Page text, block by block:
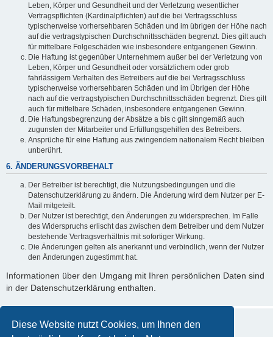
Diese Website nutzt Cookies, um Ihnen den
Leben, Körper und Gesundheit und der Verletzung wesentlicher
Vertragspflichten (Kardinalpflichten) auf die bei Vertragsschluss
typischerweise vorhersehbaren Schäden und im übrigen der Höhe nach
auf die vertragstypischen Durchschnittsschäden begrenzt. Dies gilt auch
für mittelbare Folgeschäden wie insbesondere entgangenen Gewinn.
Die Haftung ist gegenüber Unternehmern außer bei der Verletzung von
Leben, Körper und Gesundheit oder vorsätzlichem oder grob
fahrlässigem Verhalten des Betreibers auf die bei Vertragsschluss
typischerweise vorhersehbaren Schäden und im Übrigen der Höhe
nach auf die vertragstypischen Durchschnittsschäden begrenzt. Dies gilt
auch für mittelbare Schäden, insbesondere entgangenen Gewinn.
Die Haftungsbegrenzung der Absätze a bis c gilt sinngemäß auch
zugunsten der Mitarbeiter und Erfüllungsgehilfen des Betreibers.
Ansprüche für eine Haftung aus zwingendem nationalem Recht bleiben
unberührt.
6. ÄNDERUNGSVORBEHALT
Der Betreiber ist berechtigt, die Nutzungsbedingungen und die
Datenschutzerklärung zu ändern. Die Änderung wird dem Nutzer per E-
Mail mitgeteilt.
Der Nutzer ist berechtigt, den Änderungen zu widersprechen. Im Falle
des Widerspruchs erlischt das zwischen dem Betreiber und dem Nutzer
bestehende Vertragsverhältnis mit sofortiger Wirkung.
Die Änderungen gelten als anerkannt und verbindlich, wenn der Nutzer
den Änderungen zugestimmt hat.
Informationen über den Umgang mit Ihren persönlichen Daten sind
in der Datenschutzerklärung enthalten.